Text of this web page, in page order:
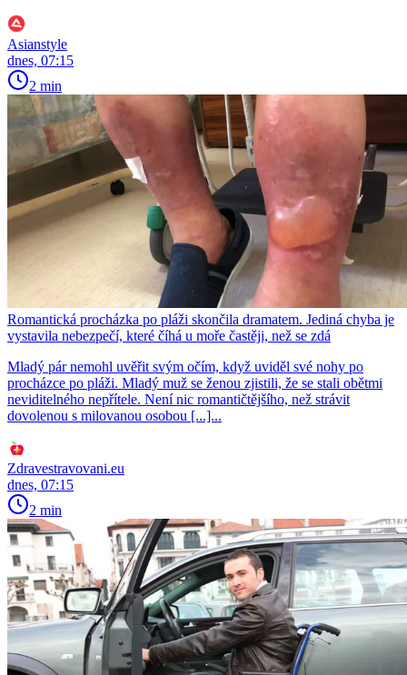
Asianstyle
dnes, 07:15
2 min
Romantická procházka po pláži skončila dramatem. Jediná chyba je
vystavila nebezpečí, které číhá u moře častěji, než se zdá
Mladý pár nemohl uvěřit svým očím, když uviděl své nohy po
procházce po pláži. Mladý muž se ženou zjistili, že se stali obětmi
neviditelného nepřítele. Není nic romantičtějšího, než strávit
dovolenou s milovanou osobou [...]...
Zdravestravovani.eu
dnes, 07:15
2 min